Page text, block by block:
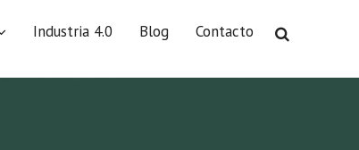
Industria 4.0 Blog Contacto